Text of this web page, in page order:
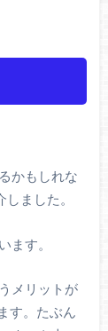
かもしれな
しました。
ます。
メリットが
す。たぶん